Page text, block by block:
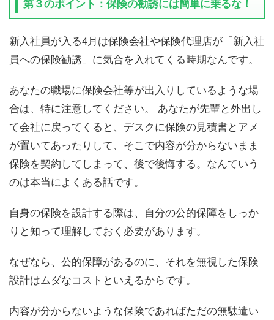
第３のポイント：保険の勧誘には簡単に乗るな！
新入社員が入る4月は保険会社や保険代理店が「新入社
員への保険勧誘」に気合を入れてくる時期なんです。
あなたの職場に保険会社等が出入りしているような場
合は、特に注意してください。 あなたが先輩と外出し
て会社に戻ってくると、デスクに保険の見積書とアメ
が置いてあったりして、そこで内容が分からないまま
保険を契約してしまって、後で後悔する。なんていう
のは本当によくある話です。
自身の保険を設計する際は、自分の公的保障をしっか
りと知って理解しておく必要があります。
なぜなら、公的保障があるのに、それを無視した保険
設計はムダなコストといえるからです。
内容が分からないような保険であればただの無駄遣い